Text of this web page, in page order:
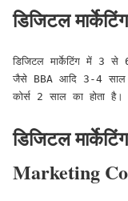
डिजिटल
डिजिटल मार्केटिंग में 3 से
जैसे BBA आदि 3-4 साल
कोर्स 2 साल का होता है।
डिजिटल
Marketing